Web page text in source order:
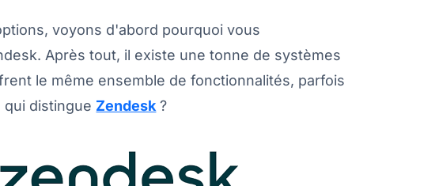
voyons d'abord pourquoi vous
Après tout, il existe une tonne de systèmes
le même ensemble de fonctionnalités, parfois
distingue Zendesk ?